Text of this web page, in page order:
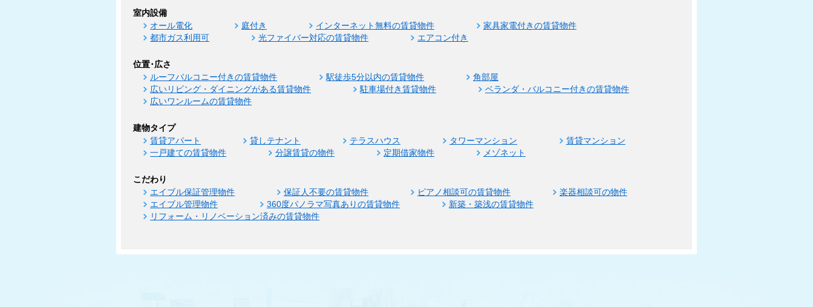
室内設備
オール電化 庭付き インターネット無料の賃貸物件
家具家電付きの賃貸物件
都市ガス利用可
光ファイバー対応の賃貸物件 エアコン付き
位置･広さ
ルーフバルコニー付きの賃貸物件 駅徒歩5分以内の賃貸物件
角部屋
広いリビング・ダイニングがある賃貸物件
駐車場付き賃貸物件
ベランダ・バルコニー付きの賃貸物件
広いワンルームの賃貸物件
建物タイプ
賃貸アパート 貸しテナント テラスハウス タワーマンション
賃貸マンション
一戸建ての賃貸物件
分譲賃貸の物件 定期借家物件 メゾネット
こだわり
エイブル保証管理物件 保証人不要の賃貸物件 ピアノ相談可の賃貸物件
楽器相談可の物件
エイブル管理物件
360度パノラマ写真ありの賃貸物件
新築・築浅の賃貸物件
リフォーム・リノベーション済みの賃貸物件